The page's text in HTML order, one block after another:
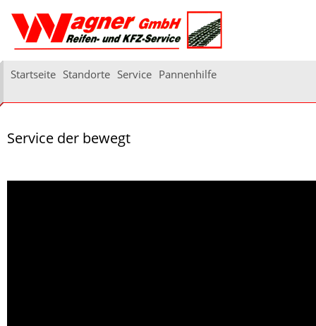
Startseite Standorte Service Pannenhilfe
Service der bewegt